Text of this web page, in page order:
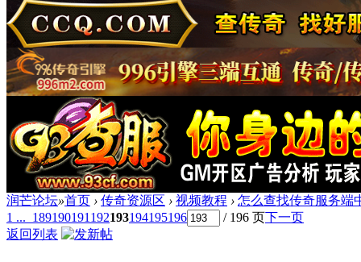
润芒论坛»首页 › 传奇资源区 › 视频教程 › 怎么查找传奇服务端
1 ... 189190191 192193194195196 / 196 页下一页
返回列表